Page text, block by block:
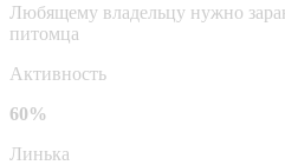
Любящему владельцу нужно
питомца
Активность
60%
Линька